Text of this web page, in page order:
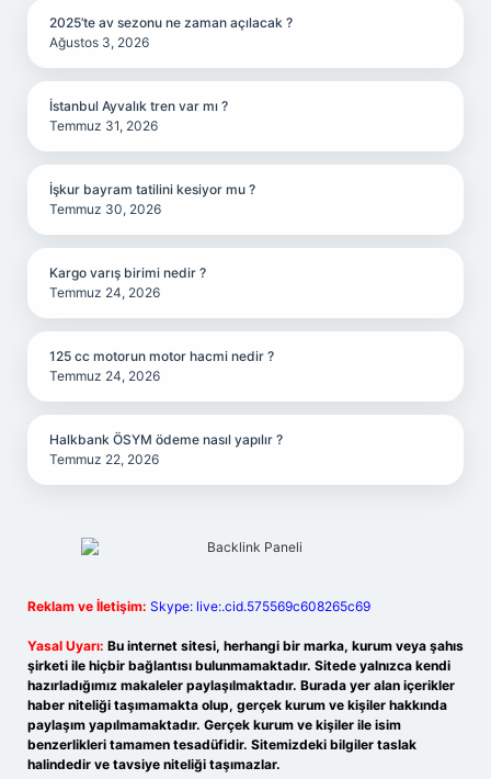
2025’te av sezonu ne zaman açılacak ?
Ağustos 3, 2026
İstanbul Ayvalık tren var mı ?
Temmuz 31, 2026
İşkur bayram tatilini kesiyor mu ?
Temmuz 30, 2026
Kargo varış birimi nedir ?
Temmuz 24, 2026
125 cc motorun motor hacmi nedir ?
Temmuz 24, 2026
Halkbank ÖSYM ödeme nasıl yapılır ?
Temmuz 22, 2026
Reklam ve İletişim: Skype: live:.cid.575569c608265c69
Yasal Uyarı: Bu internet sitesi, herhangi bir marka, kurum veya şahıs
şirketi ile hiçbir bağlantısı bulunmamaktadır. Sitede yalnızca kendi
hazırladığımız makaleler paylaşılmaktadır. Burada yer alan içerikler
haber niteliği taşımamakta olup, gerçek kurum ve kişiler hakkında
paylaşım yapılmamaktadır. Gerçek kurum ve kişiler ile isim
benzerlikleri tamamen tesadüfidir. Sitemizdeki bilgiler taslak
halindedir ve tavsiye niteliği taşımazlar.